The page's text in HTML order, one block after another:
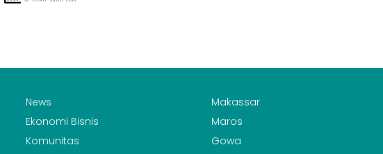
News
Ekonomi Bisnis
Komunitas
Makassar
Maros
Gowa